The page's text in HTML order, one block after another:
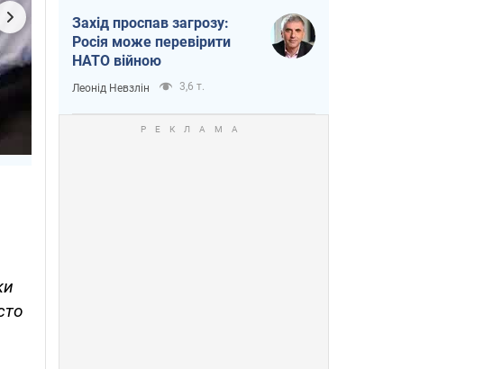
Захід проспав загрозу:
Росія може перевірити
НАТО війною
Леонід Невзлін 3,6 т.